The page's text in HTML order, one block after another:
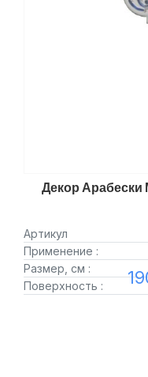
Декор Арабески
Артикул
Применение :
Размер, см :
Поверхность :